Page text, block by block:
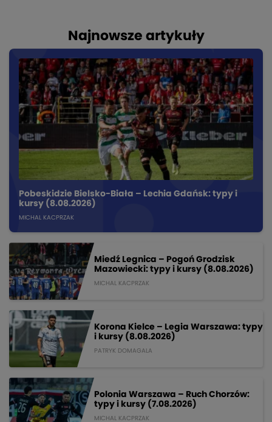
Najnowsze artykuły
Pobeskidzie Bielsko-Biała – Lechia Gdańsk: typy i
kursy (8.08.2026)
MICHAL KACPRZAK
Miedź Legnica – Pogoń Grodzisk
Mazowiecki: typy i kursy (8.08.2026)
MICHAL KACPRZAK
Korona Kielce – Legia Warszawa: typy
i kursy (8.08.2026)
PATRYK DOMAGALA
Polonia Warszawa – Ruch Chorzów:
typy i kursy (7.08.2026)
MICHAL KACPRZAK